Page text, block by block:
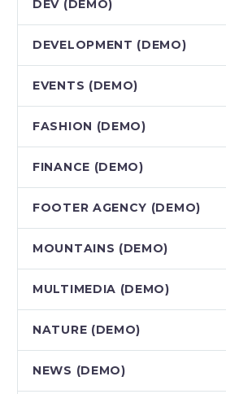
DEV (DEMO)
DEVELOPMENT (DEMO)
EVENTS (DEMO)
FASHION (DEMO)
FINANCE (DEMO)
FOOTER AGENCY (DEMO)
MOUNTAINS (DEMO)
MULTIMEDIA (DEMO)
NATURE (DEMO)
NEWS (DEMO)